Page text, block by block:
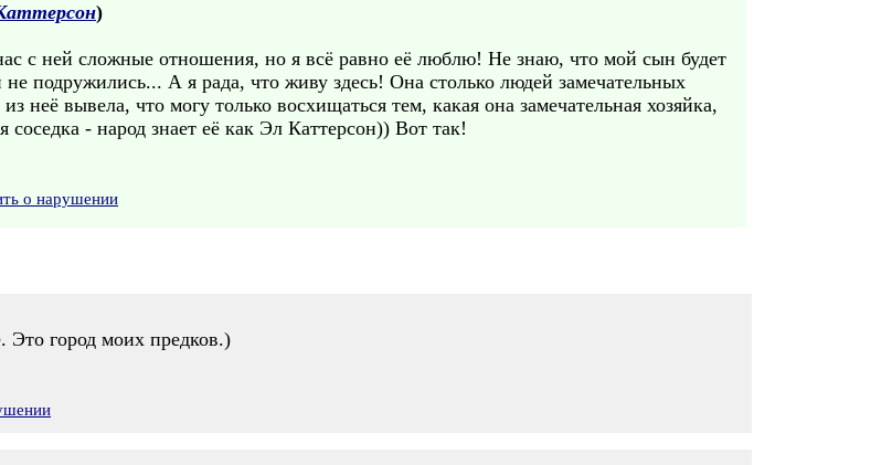
)
с ней сложные отношения, но я всё равно её люблю! Не знаю, что мой сын будет
подружились... А я рада, что живу здесь! Она столько людей замечательных
неё вывела, что могу только восхищаться тем, какая она замечательная хозяйка,
- народ знает её как Эл Каттерсон)) Вот так!
о нарушении
город моих предков.)